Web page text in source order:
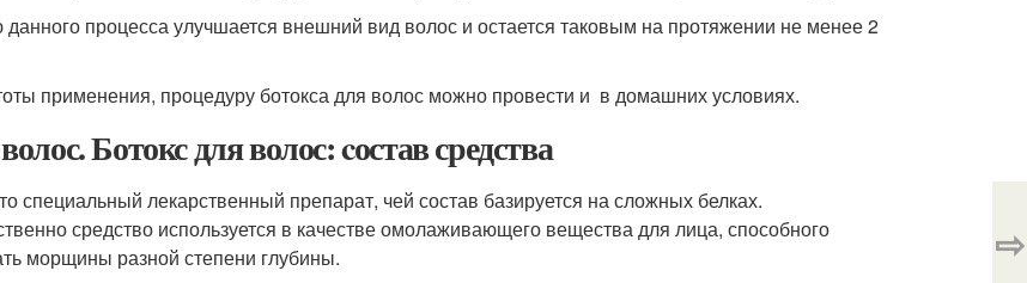
процесса улучшается внешний вид волос и остается таковым на протяжении не менее 2
применения, процедуру ботокса для волос можно провести и в домашних условиях.
Ботокс для волос: cостав средства
специальный лекарственный препарат, чей состав базируется на сложных белках.
средство используется в качестве омолаживающего вещества для лица, способного
морщины разной степени глубины.
⇨